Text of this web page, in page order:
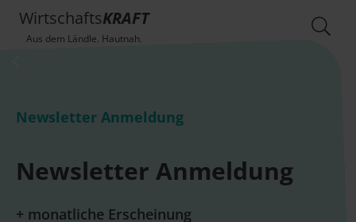
WirtschaftsKRAFT
Aus dem Ländle. Hautnah.
Newsletter Anmeldung
Newsletter Anmeldung
+ monatliche Erscheinung